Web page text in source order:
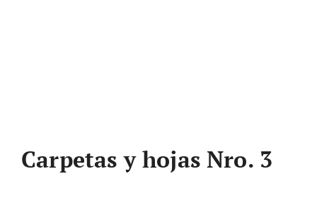
Carpetas y hojas Nro. 3